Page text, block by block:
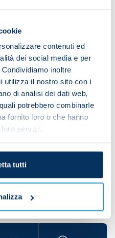
contenuti ed
dei social media e per
inoltre
utilizza il nostro sito con i
di analisi dei dati web,
potrebbero combinarle
fornito loro o che hanno
servizi.
tutti
out tactical drills and
off with set-piece work.
friends and support the